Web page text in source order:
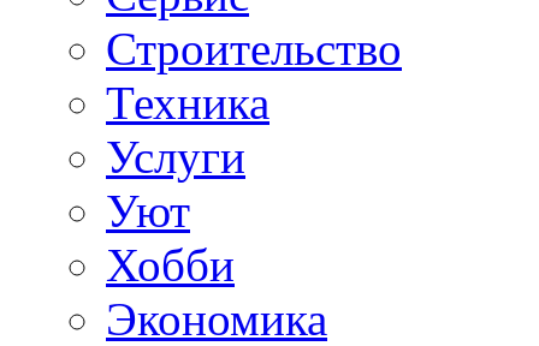
Строительство
Техника
Услуги
Уют
Хобби
Экономика